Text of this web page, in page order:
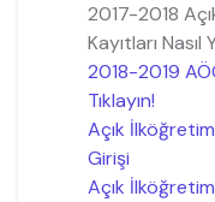
2017-2018
Kayıtları Nasıl
2018-2019
Tıklayın!
Açık
Girişi
Açık